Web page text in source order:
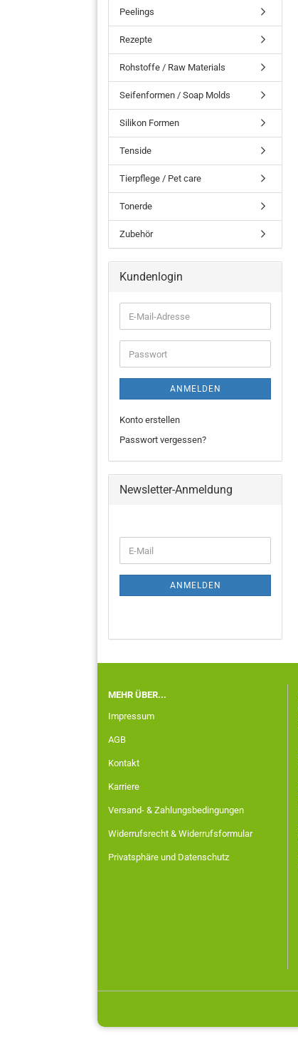
Peelings
Rezepte
Rohstoffe / Raw Materials
Seifenformen / Soap Molds
Silikon Formen
Tenside
Tierpflege / Pet care
Tonerde
Zubehör
Kundenlogin
ANMELDEN
Konto erstellen
Passwort vergessen?
Newsletter-Anmeldung
ANMELDEN
MEHR ÜBER...
Impressum
AGB
Kontakt
Karriere
Versand- & Zahlungsbedingungen
Widerrufsrecht & Widerrufsformular
Privatsphäre und Datenschutz